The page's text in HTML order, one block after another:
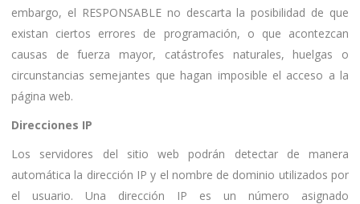
embargo, el RESPONSABLE no descarta la posibilidad de que
existan ciertos errores de programación, o que acontezcan
causas de fuerza mayor, catástrofes naturales, huelgas o
circunstancias semejantes que hagan imposible el acceso a la
página web.
Direcciones IP
Los servidores del sitio web podrán detectar de manera
automática la dirección IP y el nombre de dominio utilizados por
el usuario. Una dirección IP es un número asignado